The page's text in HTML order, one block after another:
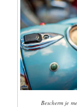
Bescherm je